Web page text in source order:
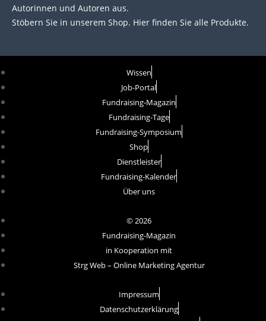
Autorinnen und Autoren aus.
Stöbern Sie in unserem Shop. Hier finden Sie alle Produkte.
Wissen
Job-Portal
Fundraising-Magazin
Fundraising-Tage
Fundraising-Symposium
Shop
Dienstleister
Fundraising-Kalender
Über uns
© 2026
Fundraising-Magazin
in Kooperation mit
Strg Web – Online Marketing Agentur
Impressum
Datenschutzerklärung